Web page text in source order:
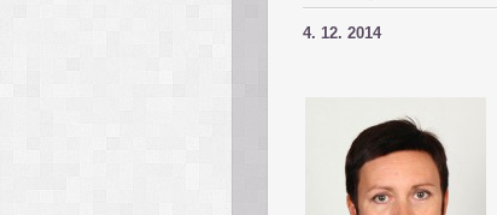
4. 12. 2014